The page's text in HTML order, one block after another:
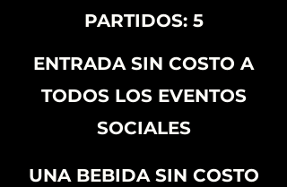
PARTIDOS: 5
ENTRADA SIN COSTO A
TODOS LOS EVENTOS
SOCIALES
UNA BEBIDA SIN COSTO